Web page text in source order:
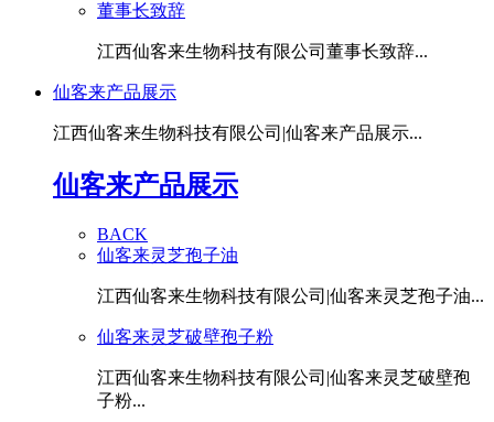
董事长致辞
江西仙客来生物科技有限公司董事长致辞...
仙客来产品展示
江西仙客来生物科技有限公司|仙客来产品展示...
仙客来产品展示
BACK
仙客来灵芝孢子油
江西仙客来生物科技有限公司|仙客来灵芝孢子油...
仙客来灵芝破壁孢子粉
江西仙客来生物科技有限公司|仙客来灵芝破壁孢
子粉...